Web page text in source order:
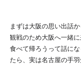
まずは大阪の思い出話
観戦のため大阪へ一緒
食べて帰ろうって話に
たら、実は名古屋の手